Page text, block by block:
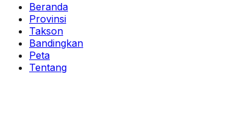
Beranda
Provinsi
Takson
Bandingkan
Peta
Tentang